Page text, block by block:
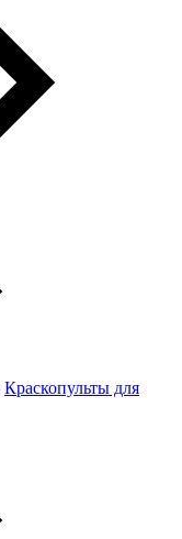
Краскопульты для